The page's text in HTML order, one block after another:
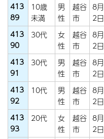
413
89
10歳
未満
男
性
越谷
市
8月
2日
413
90
30代
女
性
越谷
市
8月
2日
413
91
30代
男
性
越谷
市
8月
2日
413
92
10代
男
性
越谷
市
8月
2日
413
93
20代
女
性
越谷
市
8月
2日